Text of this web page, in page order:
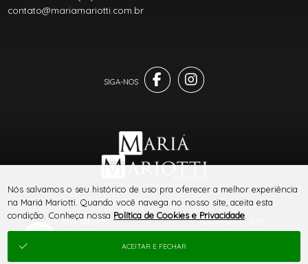
SITE 100% SEGURO PLATAFORMA B2B
contato@mariamariotti.com.br
® TODOS DIREITOS RESERVADOS
Nós salvamos o seu histórico de uso pra oferecer a melhor experiência
na Mariá Mariotti. Quando você navega no nosso site, aceita esta
condição. Conheça nossa Política de Cookies e Privacidade
ACEITAR E FECHAR